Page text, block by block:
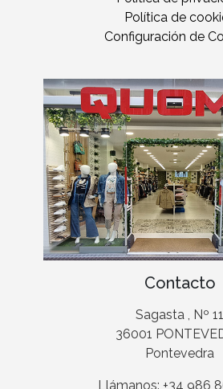
Política de
Configuración de
Contacto
Sagasta , Nº 11
36001
Pontevedra
Llámanos: +34 986